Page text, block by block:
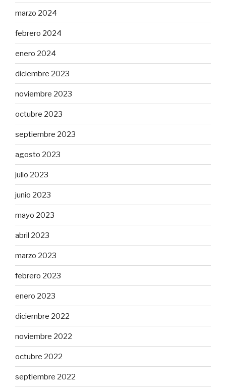
marzo 2024
febrero 2024
enero 2024
diciembre 2023
noviembre 2023
octubre 2023
septiembre 2023
agosto 2023
julio 2023
junio 2023
mayo 2023
abril 2023
marzo 2023
febrero 2023
enero 2023
diciembre 2022
noviembre 2022
octubre 2022
septiembre 2022